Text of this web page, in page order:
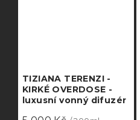
TIZIANA TERENZI -
KIRKÉ OVERDOSE -
luxusní vonný difuzér